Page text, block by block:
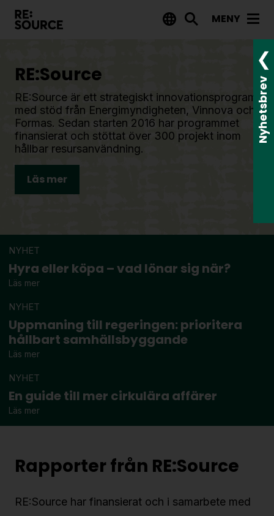
MENY
Event
Tips på utlysningar
Finansiering
Utlysningar
Om RE:Source
Innovationsagenda
RE:Source
RE:Source är ett strategiskt innovationsprogram
med stöd från Energimyndigheten, Vinnova och
Formas. Sedan starten 2016 har programmet
finansierat och stöttat över 300 projekt inom
hållbar resursanvändning.
Läs mer
NYHET
Hyra eller köpa – vad lönar sig när?
Läs mer
NYHET
Uppmaning till regeringen: prioritera
hållbart samhällsbyggande
Läs mer
NYHET
En guide till mer cirkulära affärer
Läs mer
Nyhetsbrev
Rapporter från RE:Source
RE:Source har finansierat och i samarbete med